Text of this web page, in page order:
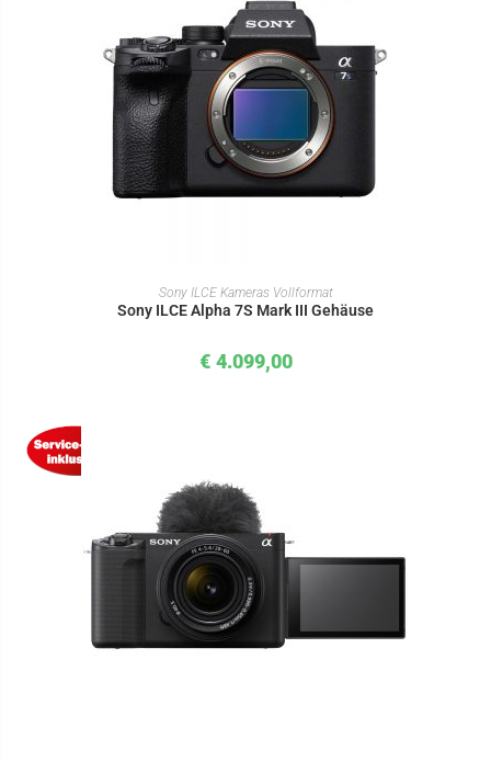
IN DEN WARENKORB
Sony ILCE Kameras Vollformat
Sony ILCE Alpha 7S Mark III Gehäuse
€ 4.099,00